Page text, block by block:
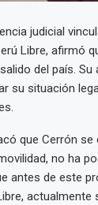
judicial
Libre, afirmó
del país.
su situación
que Cerrón se
no ha
antes de este